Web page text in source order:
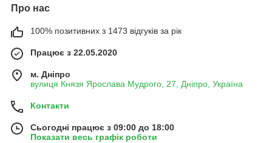
Про нас
100% позитивних з 1473 відгуків за рік
Працює з 22.05.2020
м. Дніпро
вулиця Князя Ярослава Мудрого, 27, Дніпро, Україна
Контакти
Сьогодні працює з 09:00 до 18:00
Показати весь графік роботи